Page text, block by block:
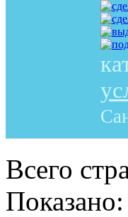
Всего
Показано: